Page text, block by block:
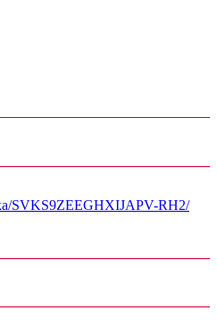
SVKS9ZEEGHXIJAPV-RH2/